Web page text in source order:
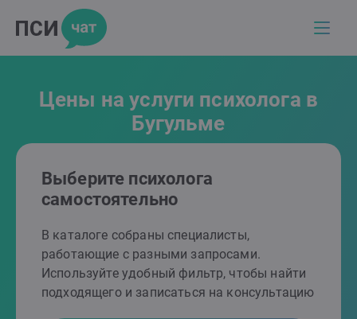
Цены на услуги психолога в
Бугульме
Выберите психолога
самостоятельно
В каталоге собраны специалисты,
работающие с разными запросами.
Используйте удобный фильтр, чтобы найти
подходящего и записаться на консультацию